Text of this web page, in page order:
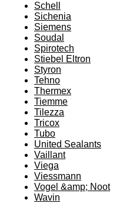
Schell
Sichenia
Siemens
Soudal
Spirotech
Stiebel Eltron
Styron
Tehno
Thermex
Tiemme
Tilezza
Tricox
Tubo
United Sealants
Vaillant
Viega
Viessmann
Vogel &amp; Noot
Wavin